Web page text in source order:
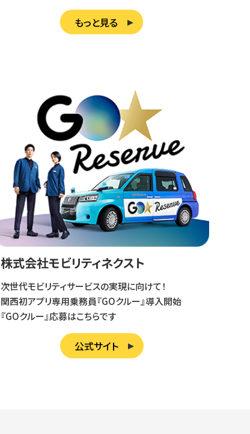
もっと見る
株式会社モビリティネクスト
次世代モビリティサービスの実現に向けて！
関西初アプリ専用乗務員『GOクルー』導入開始
『GOクルー』応募はこちらです
公式サイト